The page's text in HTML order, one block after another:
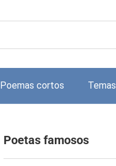
Poemas cortos Temas
Poetas famosos